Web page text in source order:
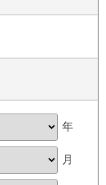
年
月